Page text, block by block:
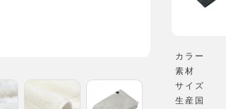
カラー
素材
サイズ
生産国